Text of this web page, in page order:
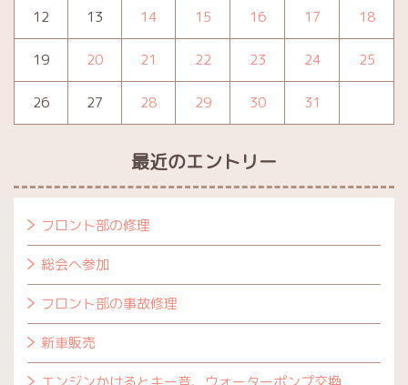
12 13 14 15 16 17 18
19 20 21 22 23 24 25
26 27 28 29 30 31
最近のエントリー
フロント部の修理
総会へ参加
フロント部の事故修理
新車販売